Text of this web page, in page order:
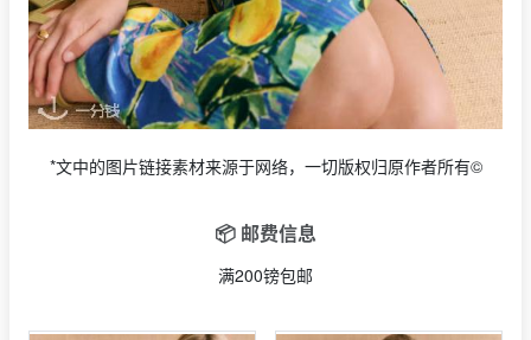
*文中的图片链接素材来源于网络，一切版权归原作者所有©
📦 邮费信息
满200镑包邮